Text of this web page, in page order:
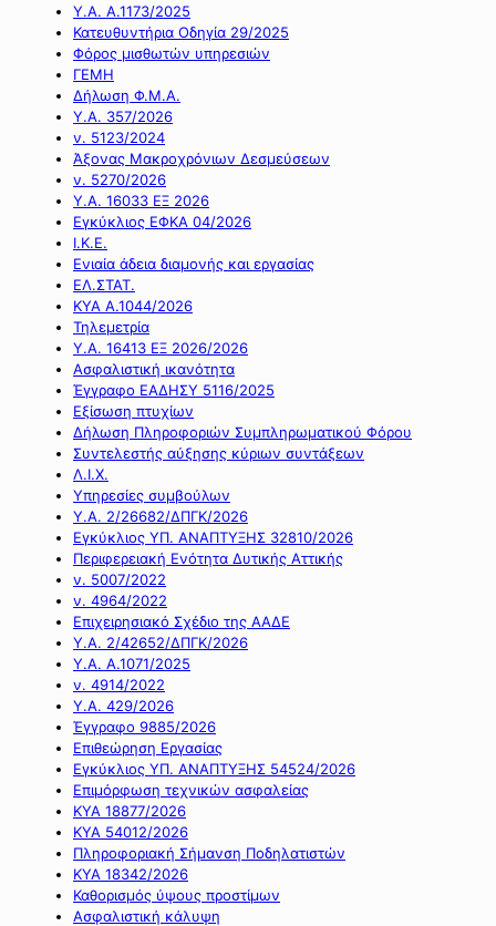
Υ.Α. Α.1173/2025
Κατευθυντήρια Οδηγία 29/2025
Φόρος μισθωτών υπηρεσιών
ΓΕΜΗ
Δήλωση Φ.Μ.Α.
Υ.Α. 357/2026
ν. 5123/2024
Άξονας Μακροχρόνιων Δεσμεύσεων
ν. 5270/2026
Υ.Α. 16033 ΕΞ 2026
Εγκύκλιος ΕΦΚΑ 04/2026
Ι.Κ.Ε.
Ενιαία άδεια διαμονής και εργασίας
ΕΛ.ΣΤΑΤ.
ΚΥΑ Α.1044/2026
Τηλεμετρία
Υ.Α. 16413 ΕΞ 2026/2026
Ασφαλιστική ικανότητα
Έγγραφο ΕΑΔΗΣΥ 5116/2025
Εξίσωση πτυχίων
Δήλωση Πληροφοριών Συμπληρωματικού Φόρου
Συντελεστής αύξησης κύριων συντάξεων
Λ.Ι.Χ.
Υπηρεσίες συμβούλων
Υ.Α. 2/26682/ΔΠΓΚ/2026
Εγκύκλιος ΥΠ. ΑΝΑΠΤΥΞΗΣ 32810/2026
Περιφερειακή Ενότητα Δυτικής Αττικής
ν. 5007/2022
ν. 4964/2022
Επιχειρησιακό Σχέδιο της ΑΑΔΕ
Υ.Α. 2/42652/ΔΠΓΚ/2026
Υ.Α. Α.1071/2025
ν. 4914/2022
Υ.Α. 429/2026
Έγγραφο 9885/2026
Επιθεώρηση Εργασίας
Εγκύκλιος ΥΠ. ΑΝΑΠΤΥΞΗΣ 54524/2026
Επιμόρφωση τεχνικών ασφαλείας
ΚΥΑ 18877/2026
ΚΥΑ 54012/2026
Πληροφοριακή Σήμανση Ποδηλατιστών
ΚΥΑ 18342/2026
Καθορισμός ύψους προστίμων
Ασφαλιστική κάλυψη